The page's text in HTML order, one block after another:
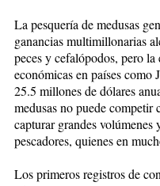
La pesquería de medusas
ganancias multimillonarias
peces y cefalópodos, pero
económicas en países como
25.5 millones de dólares
medusas no puede competir
capturar grandes volúmenes
pescadores, quienes en
Los primeros registros de